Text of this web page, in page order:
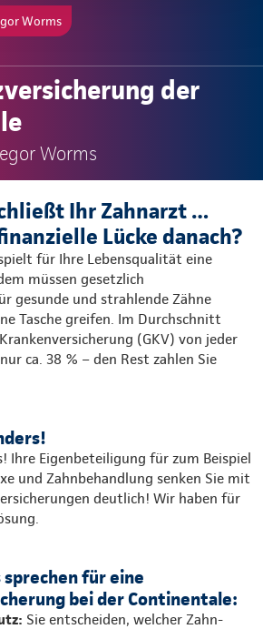
Worms
der
Worms
Ihr Zahnarzt …
Lücke danach?
für Ihre Lebensqualität eine
müssen gesetzlich
gesunde und strahlende Zähne
Tasche greifen. Im Durchschnitt
(GKV) von jeder
ca. 38 % – den Rest zahlen Sie
Ihre Eigenbeteiligung für zum Beispiel
und Zahnbehandlung senken Sie mit
deutlich! Wir haben für
für eine
bei der Continentale:
Sie entscheiden, welcher Zahn-